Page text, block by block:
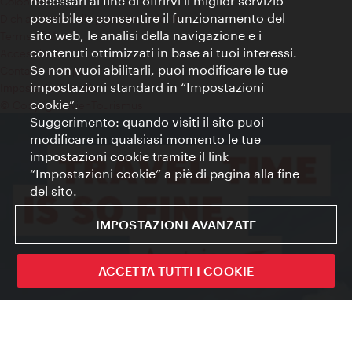
Dichiarazione sulla protezione dei dati
Terms of Use
Accessibilità
Contatto stampa
Impostazioni cookie
© Copyright WienTourismus
possibile e consentire il funzionamento del
sito web, le analisi della navigazione e i
contenuti ottimizzati in base ai tuoi interessi.
Se non vuoi abilitarli, puoi modificare le tue
impostazioni standard in “Impostazioni
cookie”.
Suggerimento: quando visiti il sito puoi
modificare in qualsiasi momento le tue
impostazioni cookie tramite il link
“Impostazioni cookie” a piè di pagina alla fine
del sito.
IMPOSTAZIONI AVANZATE
ACCETTA TUTTI I COOKIE